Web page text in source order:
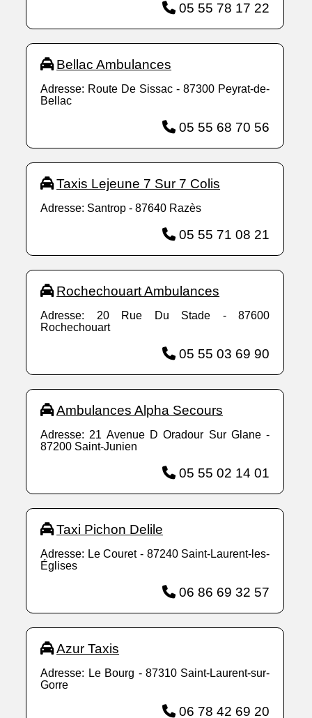
05 55 78 17 22
Bellac Ambulances
Adresse: Route De Sissac - 87300 Peyrat-de-
Bellac
05 55 68 70 56
Taxis Lejeune 7 Sur 7 Colis
Adresse: Santrop - 87640 Razès
05 55 71 08 21
Rochechouart Ambulances
Adresse: 20 Rue Du Stade - 87600
Rochechouart
05 55 03 69 90
Ambulances Alpha Secours
Adresse: 21 Avenue D Oradour Sur Glane -
87200 Saint-Junien
05 55 02 14 01
Taxi Pichon Delile
Adresse: Le Couret - 87240 Saint-Laurent-les-
Églises
06 86 69 32 57
Azur Taxis
Adresse: Le Bourg - 87310 Saint-Laurent-sur-
Gorre
06 78 42 69 20